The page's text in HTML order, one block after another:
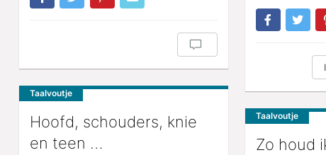
Taalvoutje
Hoofd, schouders, knie
en teen …
Taalvoutje
Zo houd